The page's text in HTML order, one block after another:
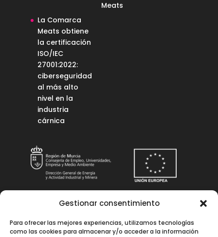
Gestionar consentimiento
Para ofrecer las mejores experiencias, utilizamos tecnologías
como las cookies para almacenar y/o acceder a la información
Meats
La Comarca
Meats obtiene
la certificación
ISO/IEC
27001:2022:
ciberseguridad
al más alto
nivel en la
industria
cárnica
Una manera de hacer Europa
Instalación solar fotovoltaica para